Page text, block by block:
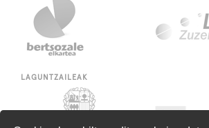
LAGUNTZAILEAK